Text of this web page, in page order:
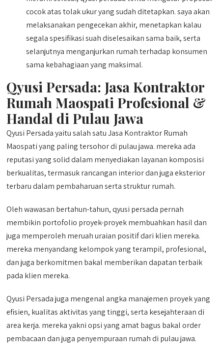
cocok atas tolak ukur yang sudah ditetapkan. saya akan
melaksanakan pengecekan akhir, menetapkan kalau
segala spesifikasi suah diselesaikan sama baik, serta
selanjutnya menganjurkan rumah terhadap konsumen
sama kebahagiaan yang maksimal.
Qyusi Persada: Jasa Kontraktor
Rumah Maospati Profesional &
Handal di Pulau Jawa
Qyusi Persada yaitu salah satu Jasa Kontraktor Rumah
Maospati yang paling tersohor di pulau jawa. mereka ada
reputasi yang solid dalam menyediakan layanan komposisi
berkualitas, termasuk rancangan interior dan juga eksterior
terbaru dalam pembaharuan serta struktur rumah.
Oleh wawasan bertahun-tahun, qyusi persada pernah
membikin portofolio proyek-proyek membuahkan hasil dan
juga memperoleh meruah uraian positif dari klien mereka.
mereka menyandang kelompok yang terampil, profesional,
dan juga berkomitmen bakal memberikan dapatan terbaik
pada klien mereka.
Qyusi Persada juga mengenal angka manajemen proyek yang
efisien, kualitas aktivitas yang tinggi, serta kesejahteraan di
area kerja. mereka yakni opsi yang amat bagus bakal order
pembacaan dan juga penyempuraan rumah di pulau jawa.